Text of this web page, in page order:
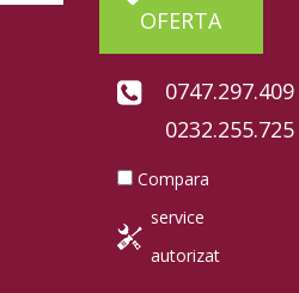
OFERTA
0747.297.409
0232.255.725
Compara
service
autorizat